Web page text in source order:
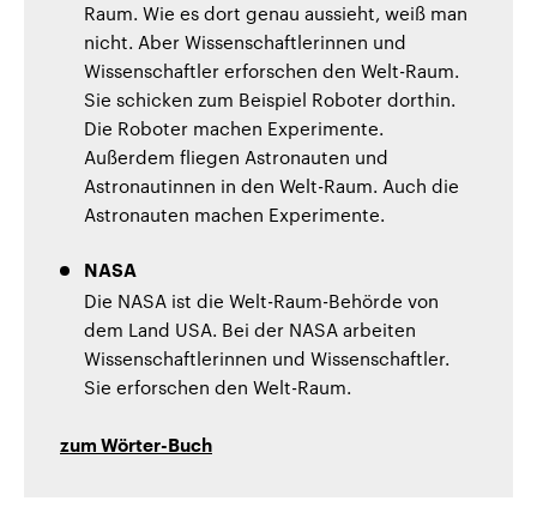
Raum. Wie es dort genau aussieht, weiß man
nicht. Aber Wissenschaftlerinnen und
Wissenschaftler erforschen den Welt-Raum.
Sie schicken zum Beispiel Roboter dorthin.
Die Roboter machen Experimente.
Außerdem fliegen Astronauten und
Astronautinnen in den Welt-Raum. Auch die
Astronauten machen Experimente.
NASA
Die NASA ist die Welt-Raum-Behörde von
dem Land USA. Bei der NASA arbeiten
Wissenschaftlerinnen und Wissenschaftler.
Sie erforschen den Welt-Raum.
zum Wörter-Buch